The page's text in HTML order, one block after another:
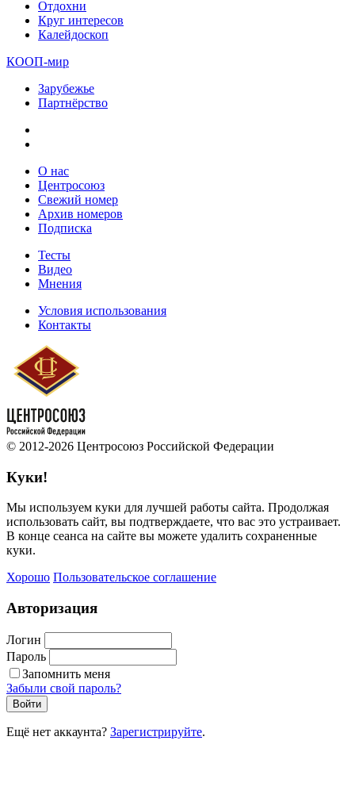
Отдохни
Круг интересов
Калейдоскоп
КООП-мир
Зарубежье
Партнёрство
О нас
Центросоюз
Свежий номер
Архив номеров
Подписка
Тесты
Видео
Мнения
Условия использования
Контакты
© 2012-2026 Центросоюз Российской Федерации
Куки!
Мы используем куки для лучшей работы сайта. Продолжая
использовать сайт, вы подтверждаете, что вас это устраивает.
В конце сеанса на сайте вы можете удалить сохраненные
куки.
Хорошо Пользовательское соглашение
Авторизация
Логин
Пароль
Запомнить меня
Забыли свой пароль?
Войти
Ещё нет аккаунта? Зарегистрируйте.